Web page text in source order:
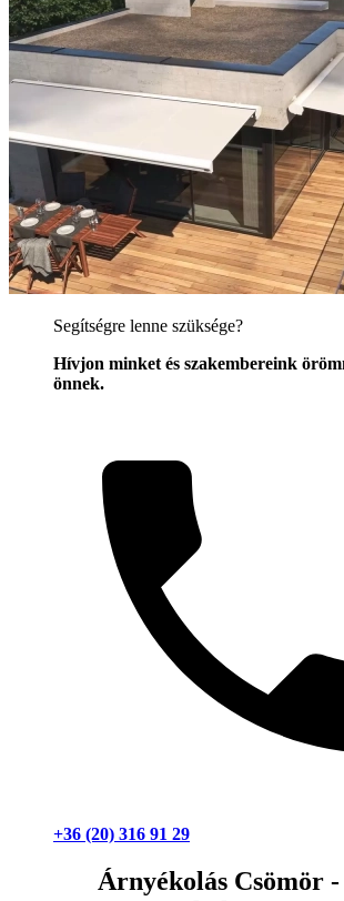
Segítségre lenne szüksége?
Hívjon minket és szakembereink
önnek.
+36 (20) 316 91 29
Árnyékolás Csömör -